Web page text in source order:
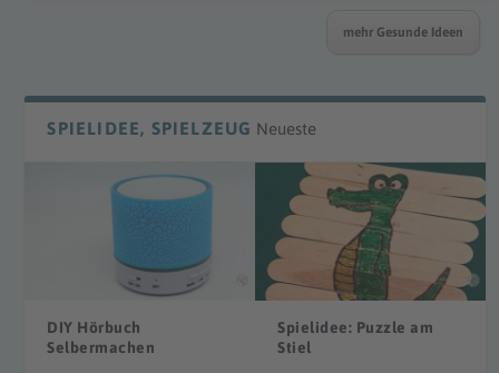
mehr Gesunde Ideen
SPIELIDEE, SPIELZEUG Neueste
DIY Hörbuch
Selbermachen
Spielidee: Puzzle am
Stiel